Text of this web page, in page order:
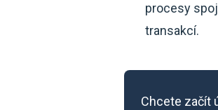
procesy
transakcí.
Chcete začít